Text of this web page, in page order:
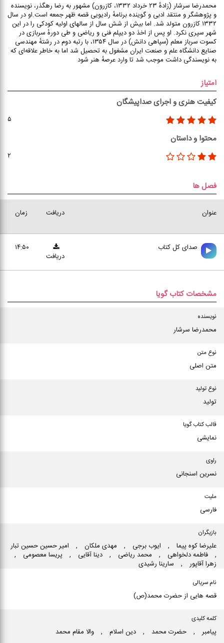
محمدرضا سرشار (زادهٔ ۲۳ خرداد ۱۳۳۲، کازرون) مشهور به رضا رهگذر، نویسنده
و پژوهشگر و منتقد ادبی و گوینده برنامهٔ رادیویی قصه ظهر جمعه است.او در سال
۱۳۳۲ کازرون متولد شد. اما بیش از شش سال از سالهای اولیه کودکی را در این
شهر سپری نکرد. او پس از اخذ دو دیپلم فنی و ریاضی و طی دورهٔ سربازی در
کسوت سرباز معلم (سپاهی دانش) در سال ۱۳۵۴، با رتبه دوم در رشتهٔ مهندسی
صنایع دانشگاه علم و صنعت ایران مشغول به تحصیل شد اما به خاطر علاقه‌ای که
به نویسندگی داشت موجب شد تا وارد عرصهٔ هنر شود
امتیاز
کیفیت هنری و اجرای صداپیشگان
۵
محتوا و داستان
۲
فصل ها
عنوان زمان دریافت
صدای کل کتاب
۱۴:۵۰
دریافت
مشخصات کتاب گویا
نویسنده
محمدرضا سرشار
نوع متن
متن اصلی
نوع تولید
تولید
قالب کتاب گویا
نمایشی
راوی
نسرین اسنجانی
ملیت
فارسی
بازیگران
علیرضا كوه پیما , ایوب برجی , مهدی ملكان ,
امیر حسین حسین تبار
,
فاطمه دلخواهی , محمد ریاضی , دینا آقایی , پریسا معصومی
,
زهرا آقاپور
, سارینا رشیدی
نام سریالی
قصه هایی از حضرت محمد(ص)
کلمه کلیدی
پیامبر , حضرت محمد , دین اسلام , والا مقام محمد